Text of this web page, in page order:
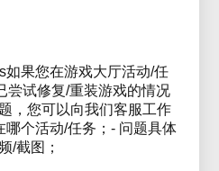
如果您在游戏大厅活动/任
尝试修复/重装游戏的情况
，您可以向我们客服工作
哪个活动/任务；- 问题具体
/截图；